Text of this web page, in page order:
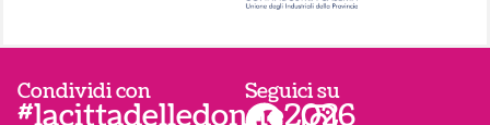
Condividi con Seguici su